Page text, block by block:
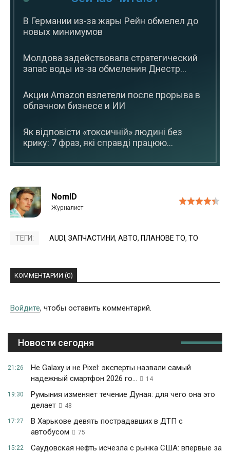
В Германии из-за жары Рейн обмелел до
новых минимумов
Молдова задействовала стратегический
запас воды из-за обмеления Днестр...
Акции Amazon взлетели после прорыва в
облачном бизнесе и ИИ
Як відповісти «токсичній» людині без
крику: 7 фраз, які справді працюю...
NomID
ТЕГИ: AUDI , ЗАПЧАСТИНИ, АВТО, ПЛАНОВЕ ТО, ТО
КОММЕНТАРИИ (0)
Войдите, чтобы оставить комментарий.
Новости сегодня
21:26
Не Galaxy и не Pixel: эксперты назвали самый
надежный смартфон 2026 го...
14
19:30
Румыния изменяет течение Дуная: для чего она это
делает
48
17:27
В Харькове девять пострадавших в ДТП с
автобусом
75
15:22
Саудовская нефть исчезла с рынка США: впервые за